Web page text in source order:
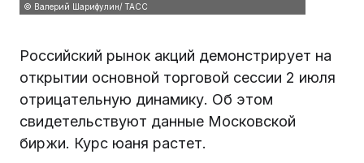
© Валерий Шарифулин/ ТАСС
Российский рынок акций демонстрирует на
открытии основной торговой сессии 2 июля
отрицательную динамику. Об этом
свидетельствуют данные Московской
биржи. Курс юаня растет.